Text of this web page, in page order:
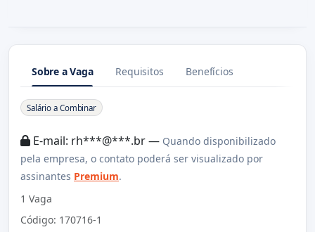
Sobre a Vaga Requisitos Benefícios
Sobre a Vaga
Salário a Combinar
E-mail: rh***@***.br — Quando disponibilizado
pela empresa, o contato poderá ser visualizado por
assinantes Premium.
1 Vaga
Código: 170716-1